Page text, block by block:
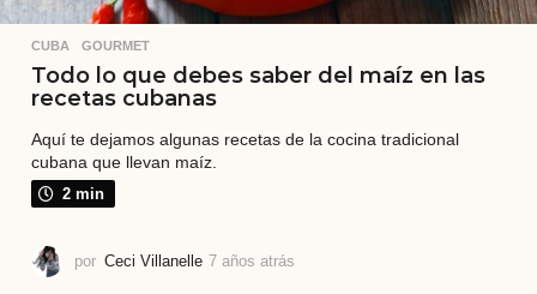
CUBA ,GOURMET
Todo lo que debes saber del maíz en las
recetas cubanas
Aquí te dejamos algunas recetas de la cocina tradicional
cubana que llevan maíz.
2 min
por Ceci Villanelle 7 años atrás